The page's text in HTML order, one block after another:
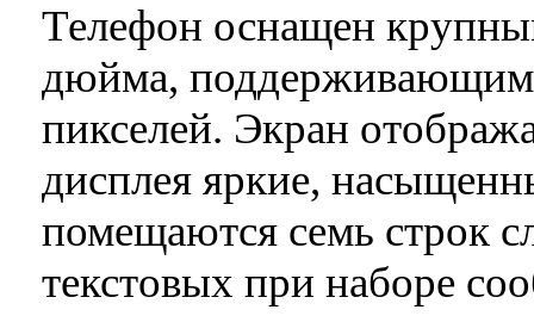
Телефон оснащен
дюйма, поддерживающим
пикселей. Экран
дисплея яркие,
помещаются семь строк
текстовых при наборе